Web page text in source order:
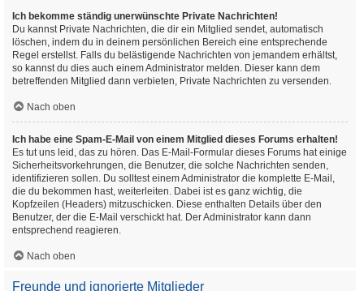
Ich bekomme ständig unerwünschte Private Nachrichten!
Du kannst Private Nachrichten, die dir ein Mitglied sendet, automatisch
löschen, indem du in deinem persönlichen Bereich eine entsprechende
Regel erstellst. Falls du belästigende Nachrichten von jemandem erhältst,
so kannst du dies auch einem Administrator melden. Dieser kann dem
betreffenden Mitglied dann verbieten, Private Nachrichten zu versenden.
Nach oben
Ich habe eine Spam-E-Mail von einem Mitglied dieses Forums erhalten!
Es tut uns leid, das zu hören. Das E-Mail-Formular dieses Forums hat einige
Sicherheitsvorkehrungen, die Benutzer, die solche Nachrichten senden,
identifizieren sollen. Du solltest einem Administrator die komplette E-Mail,
die du bekommen hast, weiterleiten. Dabei ist es ganz wichtig, die
Kopfzeilen (Headers) mitzuschicken. Diese enthalten Details über den
Benutzer, der die E-Mail verschickt hat. Der Administrator kann dann
entsprechend reagieren.
Nach oben
Freunde und ignorierte Mitglieder